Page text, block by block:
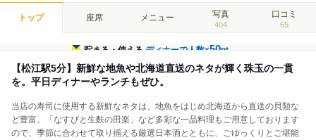
トップ 座席 メニュー 写真
404
口コミ
65
貯まる・使えるディナーで人数×50pt
【松江駅5分】新鮮な地魚や北海道直送のネタが輝く珠玉の一貫
を。平日ディナーやランチもぜひ。
当店の寿司に使用する新鮮なネタは、地魚をはじめ北海道から直送の貝類な
ど豊富。「なすびと生麩の田楽」など多彩な一品料理もご用意しております
ので、季節に合わせて取り揃える厳選日本酒とともに、ごゆっくりとご堪能